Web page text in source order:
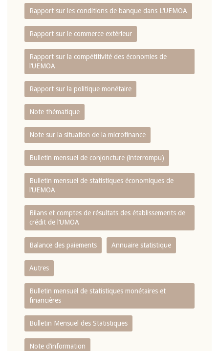
Rapport sur les conditions de banque dans L‘UEMOA
Rapport sur le commerce extérieur
Rapport sur la compétitivité des économies de
l‘UEMOA
Rapport sur la politique monétaire
Note thématique
Note sur la situation de la microfinance
Bulletin mensuel de conjoncture (interrompu)
Bulletin mensuel de statistiques économiques de
l‘UEMOA
Bilans et comptes de résultats des établissements de
crédit de l‘UMOA
Balance des paiements Annuaire statistique
Autres
Bulletin mensuel de statistiques monétaires et
financières
Bulletin Mensuel des Statistiques
Note d’information